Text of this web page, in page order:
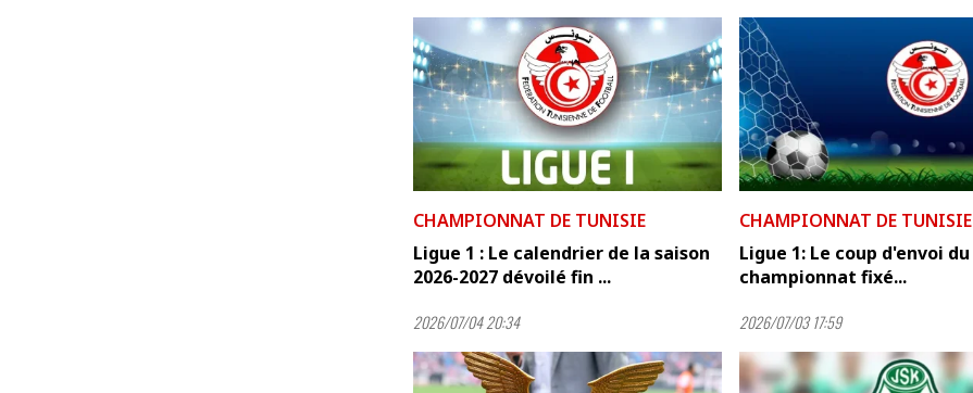
CHAMPIONNAT DE TUNISIE
Ligue 1 : Le calendrier de la saison
2026-2027 dévoilé fin ...
2026/07/04 20:34
CHAMPIONNAT DE TUNISIE
Ligue 1: Le coup d'envoi du
championnat fixé...
2026/07/03 17:59